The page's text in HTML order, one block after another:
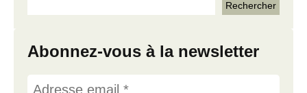
Abonnez-vous à la newsletter